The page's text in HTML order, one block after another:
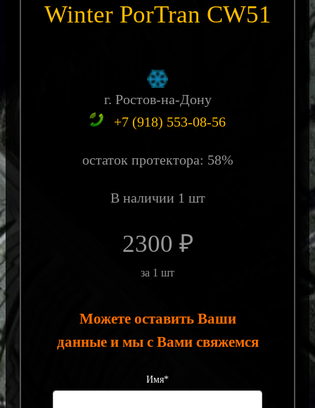
Winter PorTran CW51
г. Ростов-на-Дону
+7 (918) 553-08-56
остаток протектора: 58%
В наличии 1 шт
2300 ₽
за 1 шт
Можете оставить Ваши
данные и мы с Вами свяжемся
Имя*